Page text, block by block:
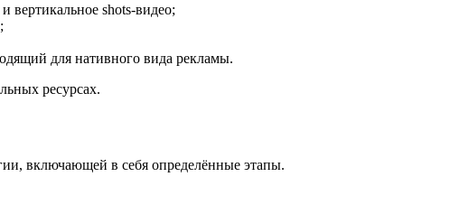
вертикальное shots-видео;
для нативного вида рекламы.
ресурсах.
включающей в себя определённые этапы.